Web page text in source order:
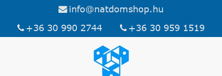
info@natdomshop.hu
+36 30 990 2744
+36 30 959 1519